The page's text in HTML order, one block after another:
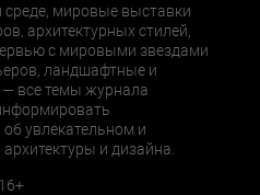
среде, мировые выставки
архитектурных стилей,
с мировыми звездами
ландшафтные и
— все темы журнала
об увлекательном и
и дизайна.